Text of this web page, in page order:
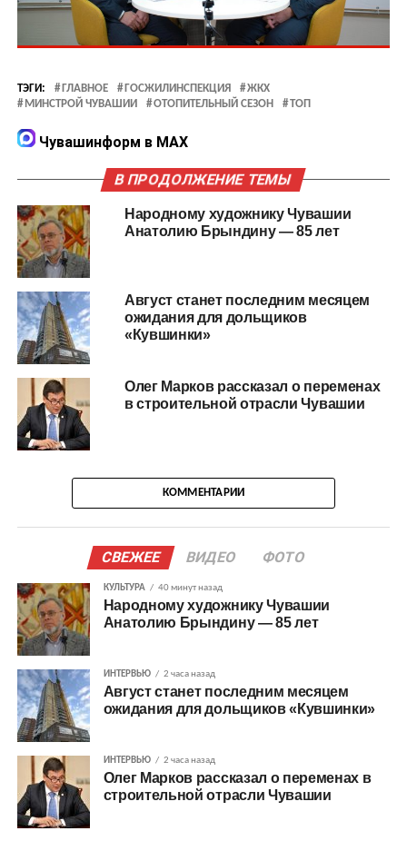
ТЭГИ: ГЛАВНОЕ ГОСЖИЛИНСПЕКЦИЯ
ЖКХ
МИНСТРОЙ ЧУВАШИИ
ОТОПИТЕЛЬНЫЙ СЕЗОН ТОП
Чувашинформ в MAX
В ПРОДОЛЖЕНИЕ ТЕМЫ
Народному художнику Чувашии
Анатолию Брындину — 85 лет
Август станет последним месяцем
ожидания для дольщиков
«Кувшинки»
Олег Марков рассказал о переменах
в строительной отрасли Чувашии
КОММЕНТАРИИ
СВЕЖЕЕ ВИДЕО ФОТО
КУЛЬТУРА 40 минут назад
Народному художнику Чувашии
Анатолию Брындину — 85 лет
ИНТЕРВЬЮ 2 часа назад
Август станет последним месяцем
ожидания для дольщиков «Кувшинки»
ИНТЕРВЬЮ 2 часа назад
Олег Марков рассказал о переменах в
строительной отрасли Чувашии